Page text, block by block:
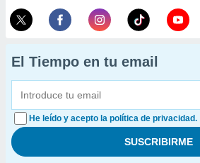
El Tiempo en tu email
He leído y acepto la política de privacidad.